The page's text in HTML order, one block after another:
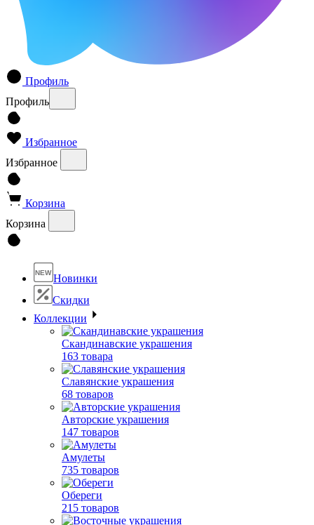
Профиль
Профиль
Избранное
Избранное
Корзина
Корзина
NEW Новинки
Скидки
Коллекции
Скандинавские украшения
163 товара
Славянские украшения
68 товаров
Авторские украшения
147 товаров
Амулеты
735 товаров
Обереги
215 товаров